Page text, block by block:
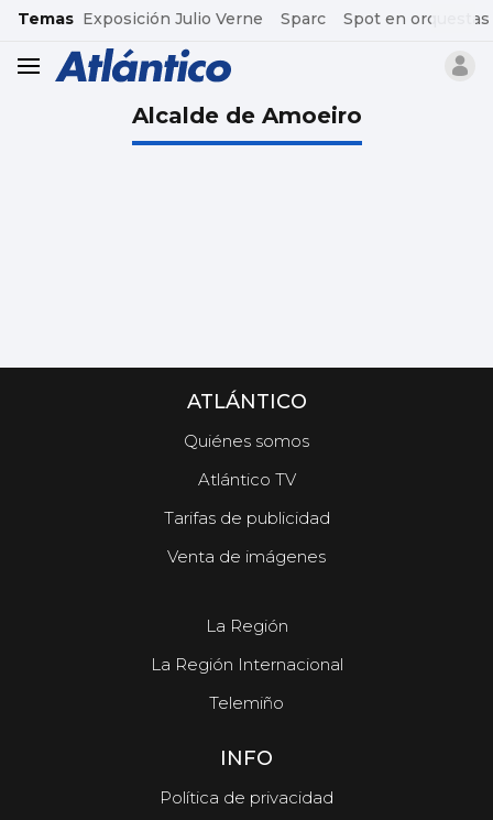
common.go-to-content
Temas Exposición Julio Verne Sparc Spot en orquestas
header.menu.open
Alcalde de Amoeiro
ATLÁNTICO
Quiénes somos
Atlántico TV
Tarifas de publicidad
Venta de imágenes
La Región
La Región Internacional
Telemiño
INFO
Política de privacidad